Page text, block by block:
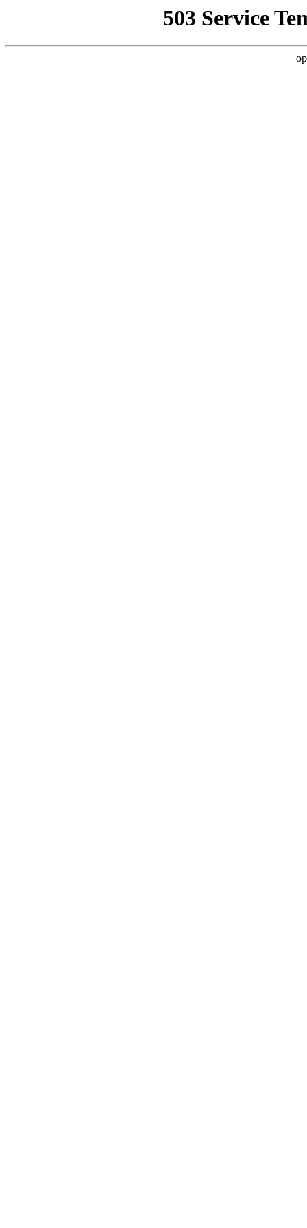
503 Service